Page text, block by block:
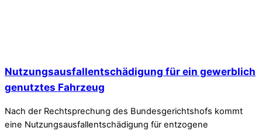
Nutzungsausfallentschädigung für ein gewerblich
genutztes Fahrzeug
Nach der Rechtsprechung des Bundesgerichtshofs kommt
eine Nutzungsausfallentschädigung für entzogene